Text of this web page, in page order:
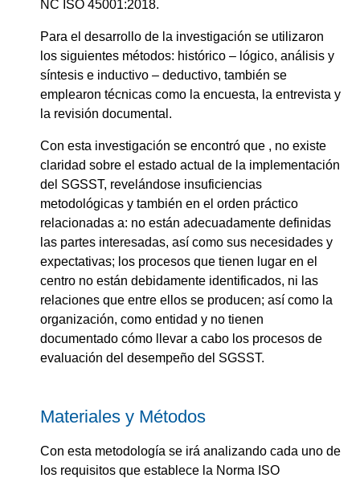
NC ISO 45001:2018.
Para el desarrollo de la investigación se utilizaron
los siguientes métodos: histórico – lógico, análisis y
síntesis e inductivo – deductivo, también se
emplearon técnicas como la encuesta, la entrevista y
la revisión documental.
Con esta investigación se encontró que , no existe
claridad sobre el estado actual de la implementación
del SGSST, revelándose insuficiencias
metodológicas y también en el orden práctico
relacionadas a: no están adecuadamente definidas
las partes interesadas, así como sus necesidades y
expectativas; los procesos que tienen lugar en el
centro no están debidamente identificados, ni las
relaciones que entre ellos se producen; así como la
organización, como entidad y no tienen
documentado cómo llevar a cabo los procesos de
evaluación del desempeño del SGSST.
Materiales y Métodos
Con esta metodología se irá analizando cada uno de
los requisitos que establece la Norma ISO